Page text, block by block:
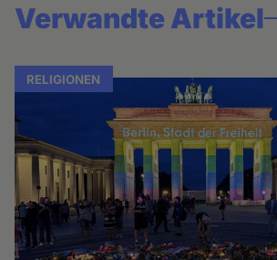
Verwandte Artikel
RELIGIONEN